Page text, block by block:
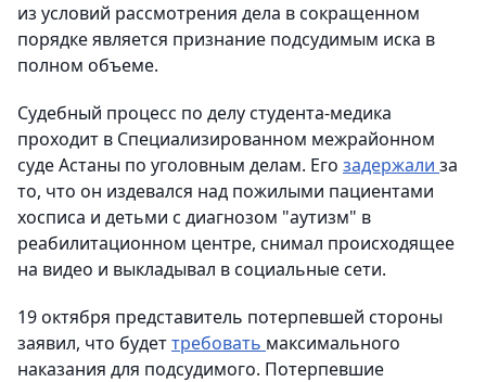
из условий рассмотрения дела в сокращенном
порядке является признание подсудимым иска в
полном объеме.
Судебный процесс по делу студента-медика
проходит в Специализированном межрайонном
суде Астаны по уголовным делам. Его задержали за
то, что он издевался над пожилыми пациентами
хосписа и детьми с диагнозом "аутизм" в
реабилитационном центре, снимал происходящее
на видео и выкладывал в социальные сети.
19 октября представитель потерпевшей стороны
заявил, что будеттребовать максимального
наказания для подсудимого. Потерпевшие